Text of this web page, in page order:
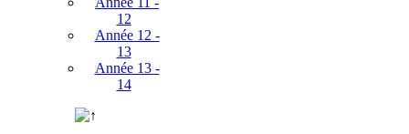
12
Année 12 -
13
Année 13 -
14